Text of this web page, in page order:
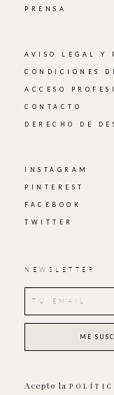
PRENSA
AVISO LEGAL Y
CONDICIONES
ACCESO
CONTACTO
DERECHO DE
INSTAGRAM
PINTEREST
FACEBOOK
TWITTER
NEWSLETTER
Acepto la